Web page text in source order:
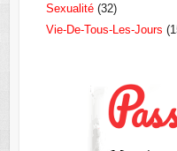
Sexualité(32)
Vie-De-Tous-Les-Jours